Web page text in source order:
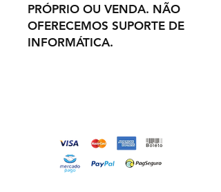
PRÓPRIO OU VENDA. NÃO
OFERECEMOS SUPORTE DE
INFORMÁTICA.